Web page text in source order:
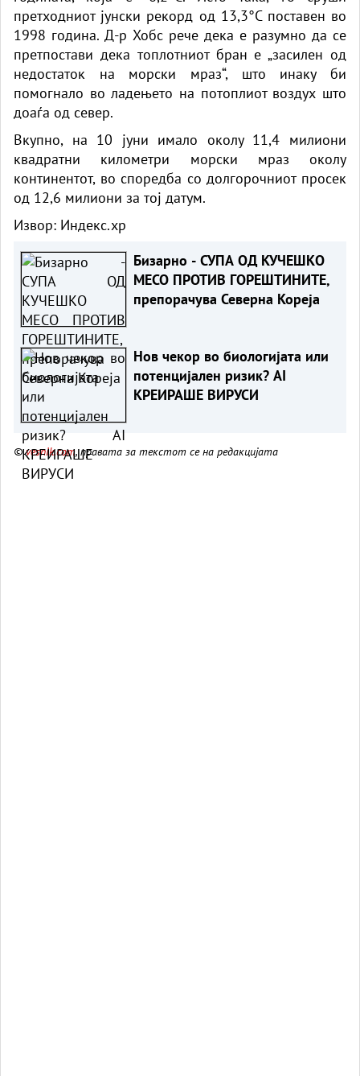
претходниот јунски рекорд од 13,3°C поставен во
1998 година. Д-р Хобс рече дека е разумно да се
претпостави дека топлотниот бран е „засилен од
недостаток на морски мраз“, што инаку би
помогнало во ладењето на потоплиот воздух што
доаѓа од север.
Вкупно, на 10 јуни имало околу 11,4 милиони
квадратни километри морски мраз околу
континентот, во споредба со долгорочниот просек
од 12,6 милиони за тој датум.
Извор: Индекс.хр
Бизарно - СУПА ОД КУЧЕШКО
МЕСО ПРОТИВ ГОРЕШТИНИТЕ,
препорачува Северна Кореја
Нов чекор во биологијата или
потенцијален ризик? AI
КРЕИРАШЕ ВИРУСИ
©vesnik.com, правата за текстот се на редакцијата